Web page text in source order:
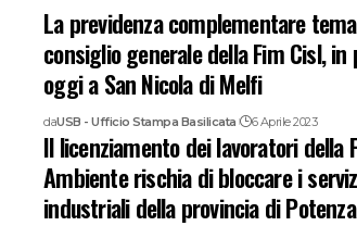
La previdenza complementare
consiglio generale della Fim Cisl,
oggi a San Nicola di Melfi
daUSB - Ufficio Stampa Basilicata 6 Aprile 2023
Il licenziamento dei lavoratori della
Ambiente rischia di bloccare i
industriali della provincia di Potenza